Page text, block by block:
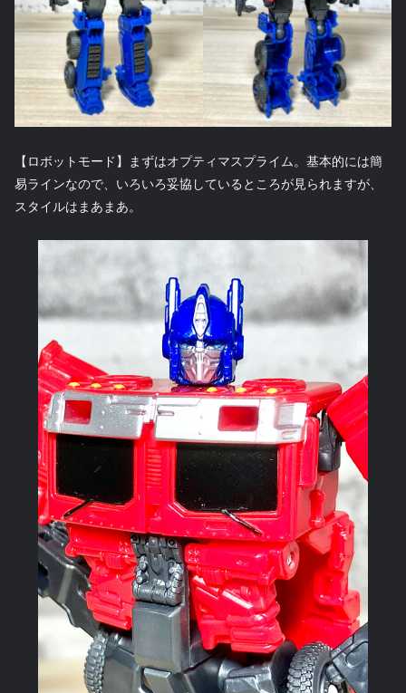
【ロボットモード】まずはオプティマスプライム。基本的には簡
易ラインなので、いろいろ妥協しているところが見られますが、
スタイルはまあまあ。